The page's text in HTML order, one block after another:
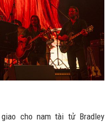
cho nam tài tử Bradley